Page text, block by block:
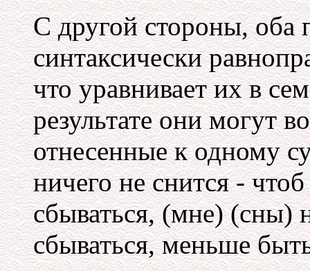
С другой стороны, оба
синтаксически
что уравнивает их в
результате они могут
отнесенные к одному
ничего не снится -
сбываться, (мне) (сны)
сбываться, меньше